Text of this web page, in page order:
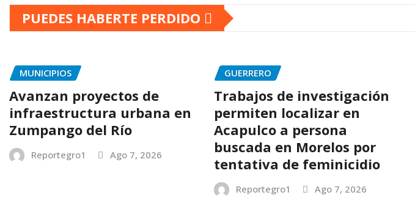
PUEDES HABERTE PERDIDO
MUNICIPIOS
Avanzan proyectos de
infraestructura urbana en
Zumpango del Río
Reportegro1 Ago 7, 2026
GUERRERO
Trabajos de investigación
permiten localizar en
Acapulco a persona
buscada en Morelos por
tentativa de feminicidio
Reportegro1 Ago 7, 2026